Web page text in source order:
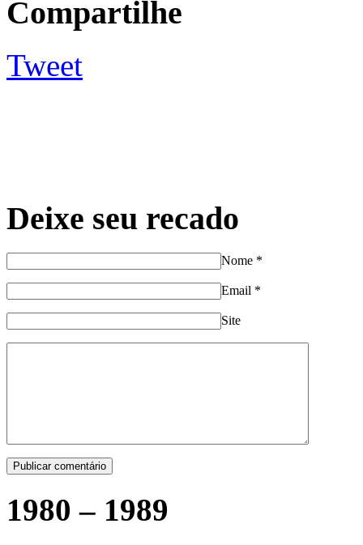
Compartilhe
Tweet
Deixe seu recado
Nome *
Email *
Site
1980 – 1989